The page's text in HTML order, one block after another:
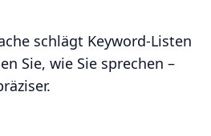
schlägt Keyword-Listen
Sie, wie Sie sprechen –